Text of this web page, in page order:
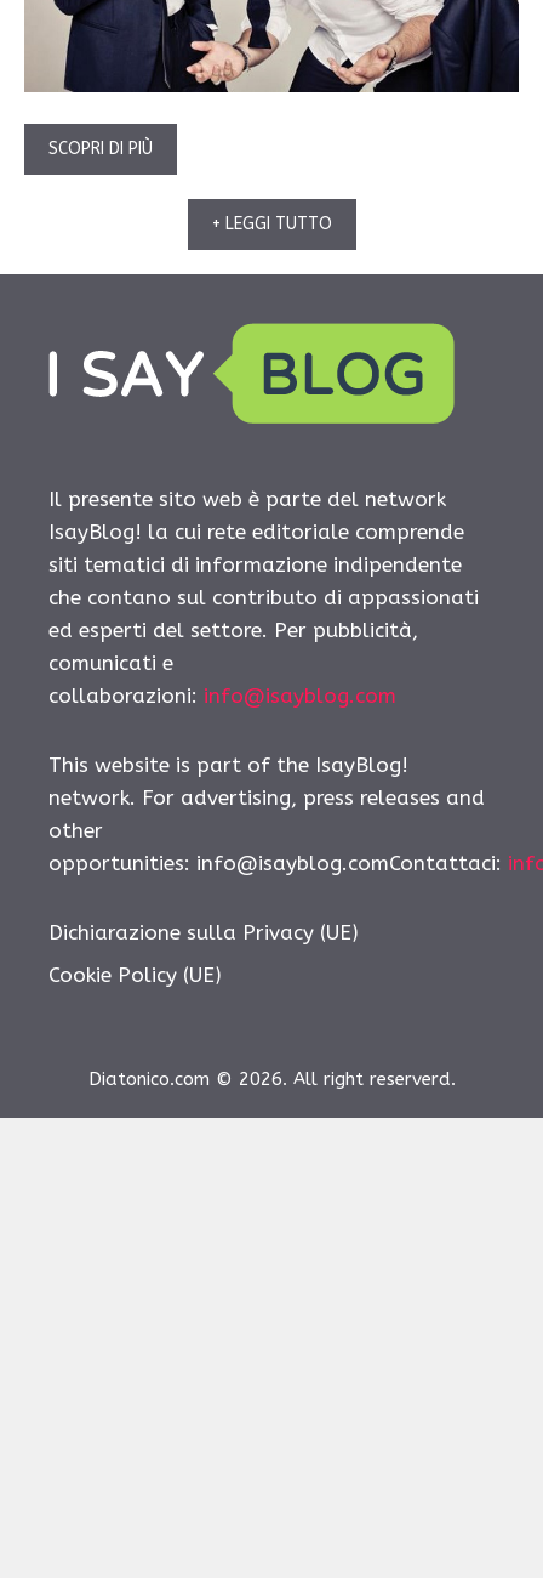
SCOPRI DI PIÙ
+ LEGGI TUTTO
Il presente sito web è parte del network
IsayBlog! la cui rete editoriale comprende
siti tematici di informazione indipendente
che contano sul contributo di appassionati
ed esperti del settore. Per pubblicità,
comunicati e
collaborazioni: info@isayblog.com
This website is part of the IsayBlog!
network. For advertising, press releases and
other
opportunities: info@isayblog.comContattaci:
Dichiarazione sulla Privacy (UE)
Cookie Policy (UE)
Diatonico.com © 2026. All right reserverd.